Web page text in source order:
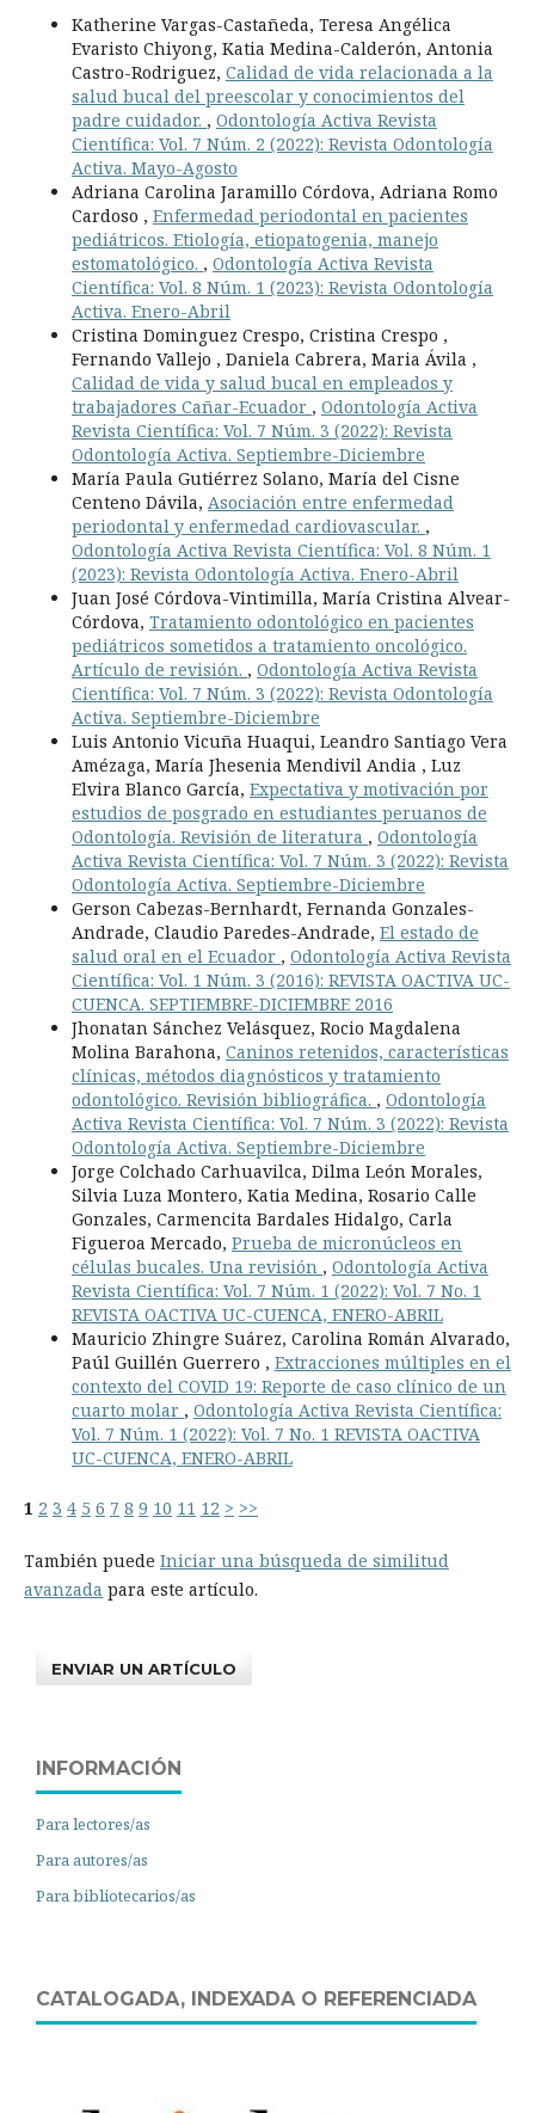
Katherine Vargas-Castañeda, Teresa Angélica
Evaristo Chiyong, Katia Medina-Calderón, Antonia
Castro-Rodriguez, Calidad de vida relacionada a la
salud bucal del preescolar y conocimientos del
padre cuidador. , Odontología Activa Revista
Científica: Vol. 7 Núm. 2 (2022): Revista Odontología
Activa. Mayo-Agosto
Adriana Carolina Jaramillo Córdova, Adriana Romo
Cardoso , Enfermedad periodontal en pacientes
pediátricos. Etiología, etiopatogenia, manejo
estomatológico. , Odontología Activa Revista
Científica: Vol. 8 Núm. 1 (2023): Revista Odontología
Activa. Enero-Abril
Cristina Dominguez Crespo, Cristina Crespo ,
Fernando Vallejo , Daniela Cabrera, Maria Ávila ,
Calidad de vida y salud bucal en empleados y
trabajadores Cañar-Ecuador , Odontología Activa
Revista Científica: Vol. 7 Núm. 3 (2022): Revista
Odontología Activa. Septiembre-Diciembre
María Paula Gutiérrez Solano, María del Cisne
Centeno Dávila, Asociación entre enfermedad
periodontal y enfermedad cardiovascular. ,
Odontología Activa Revista Científica: Vol. 8 Núm. 1
(2023): Revista Odontología Activa. Enero-Abril
Juan José Córdova-Vintimilla, María Cristina Alvear-
Córdova, Tratamiento odontológico en pacientes
pediátricos sometidos a tratamiento oncológico.
Artículo de revisión. , Odontología Activa Revista
Científica: Vol. 7 Núm. 3 (2022): Revista Odontología
Activa. Septiembre-Diciembre
Luis Antonio Vicuña Huaqui, Leandro Santiago Vera
Amézaga, María Jhesenia Mendivil Andia , Luz
Elvira Blanco García, Expectativa y motivación por
estudios de posgrado en estudiantes peruanos de
Odontología. Revisión de literatura , Odontología
Activa Revista Científica: Vol. 7 Núm. 3 (2022): Revista
Odontología Activa. Septiembre-Diciembre
Gerson Cabezas-Bernhardt, Fernanda Gonzales-
Andrade, Claudio Paredes-Andrade, El estado de
salud oral en el Ecuador , Odontología Activa Revista
Científica: Vol. 1 Núm. 3 (2016): REVISTA OACTIVA UC-
CUENCA. SEPTIEMBRE-DICIEMBRE 2016
Jhonatan Sánchez Velásquez, Rocio Magdalena
Molina Barahona, Caninos retenidos, características
clínicas, métodos diagnósticos y tratamiento
odontológico. Revisión bibliográfica. , Odontología
Activa Revista Científica: Vol. 7 Núm. 3 (2022): Revista
Odontología Activa. Septiembre-Diciembre
Jorge Colchado Carhuavilca, Dilma León Morales,
Silvia Luza Montero, Katia Medina, Rosario Calle
Gonzales, Carmencita Bardales Hidalgo, Carla
Figueroa Mercado, Prueba de micronúcleos en
células bucales. Una revisión , Odontología Activa
Revista Científica: Vol. 7 Núm. 1 (2022): Vol. 7 No. 1
REVISTA OACTIVA UC-CUENCA, ENERO-ABRIL
Mauricio Zhingre Suárez, Carolina Román Alvarado,
Paúl Guillén Guerrero , Extracciones múltiples en el
contexto del COVID 19: Reporte de caso clínico de un
cuarto molar , Odontología Activa Revista Científica:
Vol. 7 Núm. 1 (2022): Vol. 7 No. 1 REVISTA OACTIVA
UC-CUENCA, ENERO-ABRIL
1 2 3 4 5 6 7 8 9 10 11 12 > >>
También puede Iniciar una búsqueda de similitud
avanzada para este artículo.
ENVIAR UN ARTÍCULO
INFORMACIÓN
Para lectores/as
Para autores/as
Para bibliotecarios/as
CATALOGADA, INDEXADA O REFERENCIADA